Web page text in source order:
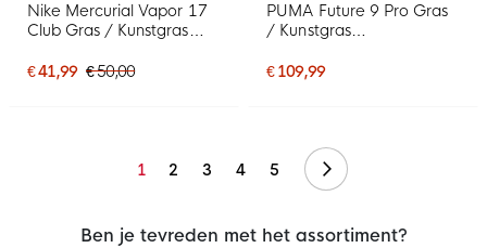
Nike Mercurial Vapor 17
Club Gras / Kunstgras
Kids Felroze Wit Zwart
€ 41,99 € 50,00
PUMA Future 9 Pro Gras
/ Kunstgras
Kids Gebroken Wit Zwart
€ 109,99
1 2 3 4 5 Volgende
Ben je tevreden met het assortiment?